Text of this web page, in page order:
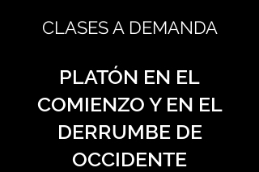
CLASES A DEMANDA
PLATÓN EN EL
COMIENZO Y EN EL
DERRUMBE DE
OCCIDENTE